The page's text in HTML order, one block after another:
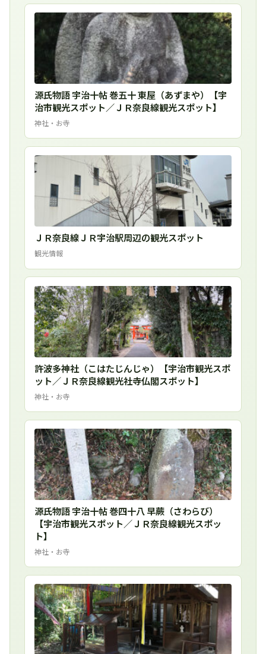
源氏物語 宇治十帖 巻五十 東屋（あずまや）【宇
治市観光スポット／ＪＲ奈良線観光スポット】
神社・お寺
ＪＲ奈良線ＪＲ宇治駅周辺の観光スポット
観光情報
許波多神社（こはたじんじゃ）【宇治市観光スポ
ット／ＪＲ奈良線観光社寺仏閣スポット】
神社・お寺
源氏物語 宇治十帖 巻四十八 早蕨（さわらび）
【宇治市観光スポット／ＪＲ奈良線観光スポッ
ト】
神社・お寺